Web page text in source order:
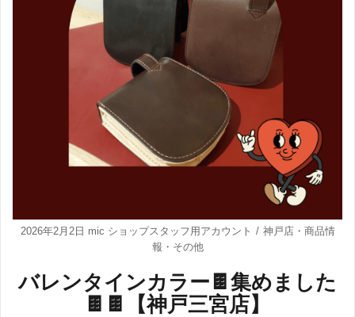
2026年2月2日 mic ショップスタッフ用アカウント 神戸店・ 商品情
報 ・ その他
バレンタインカラー🍫集めました
🍫🍫【神戸三宮店】